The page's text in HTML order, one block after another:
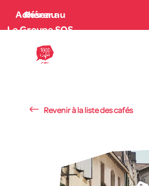
Adhérer au Réseau
Le Groupe SOS
Revenir à la liste des cafés